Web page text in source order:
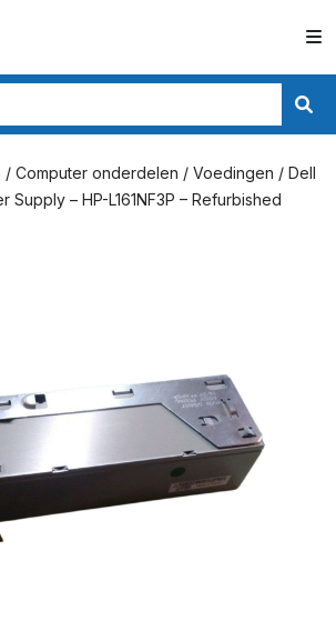
/ Computer onderdelen / Voedingen / Dell
Supply – HP-L161NF3P – Refurbished